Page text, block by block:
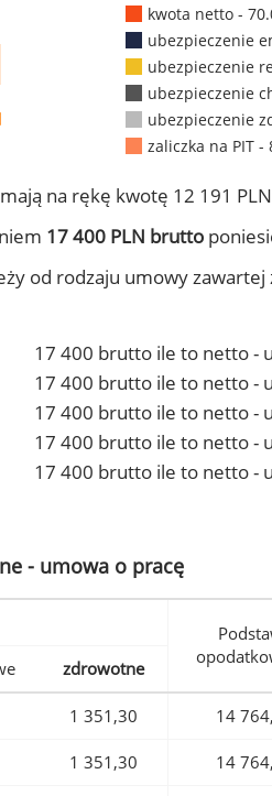
kwota netto -
ubezpieczenie
ubezpieczenie
ubezpieczenie
ubezpieczenie
zaliczka na PIT -
na rękę kwotę 12 191
17 400 PLN brutto
od rodzaju umowy zawartej
17 400 brutto ile to netto -
17 400 brutto ile to netto -
17 400 brutto ile to netto -
17 400 brutto ile to netto -
17 400 brutto ile to netto -
- umowa o pracę
zdrowotne
1 351,30 14
1 351,30 14